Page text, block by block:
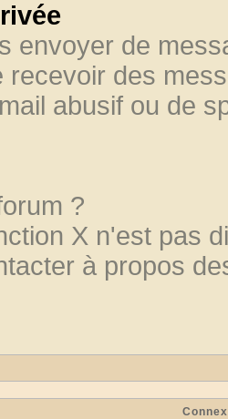
envoyer de
recevoir des
abusif ou de
?
X n'est pas
à propos